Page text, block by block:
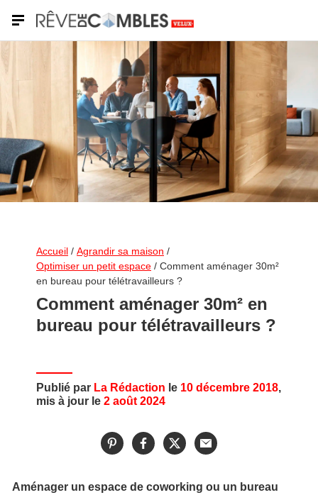
Accueil / Agrandir sa maison /
Optimiser un petit espace / Comment aménager 30m²
en bureau pour télétravailleurs ?
Comment aménager 30m² en
bureau pour télétravailleurs ?
Publié par La Rédaction le 10 décembre 2018,
mis à jour le 2 août 2024
Aménager un espace de coworking ou un bureau